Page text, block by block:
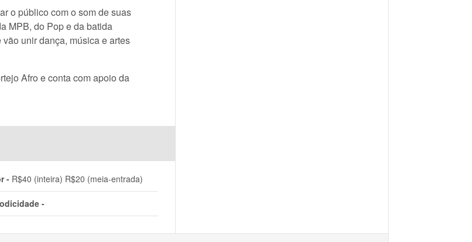
o público com o som de suas
MPB, do Pop e da batida
unir dança, música e artes
Afro e conta com apoio da
-R$40 (inteira) R$20 (meia-entrada)
-